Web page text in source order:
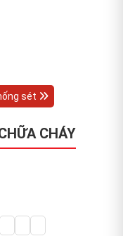
sét
CHÁY